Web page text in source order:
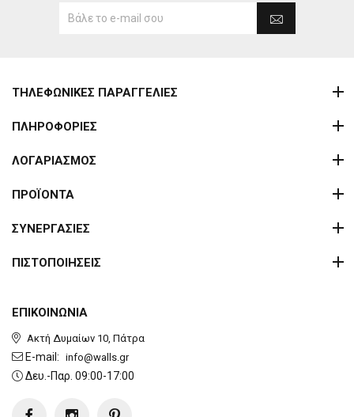
ΕΠΙΚΟΙΝΩΝΙΑ
Ακτή Δυμαίων 10, Πάτρα
E-mail: info@walls.gr
Δευ.-Παρ. 09:00-17:00
ΤΗΛΕΦΩΝΙΚΕΣ ΠΑΡΑΓΓΕΛΙΕΣ
ΠΛΗΡΟΦΟΡΙΕΣ
ΛΟΓΑΡΙΑΣΜΟΣ
ΠΡΟΪΟΝΤΑ
ΣΥΝΕΡΓΑΣΙΕΣ
ΠΙΣΤΟΠΟΙΗΣΕΙΣ